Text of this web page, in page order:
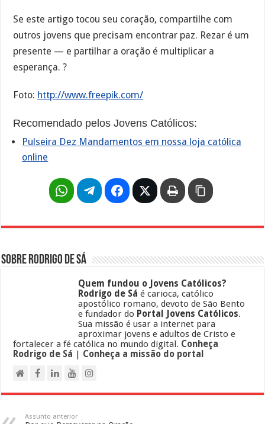
Se este artigo tocou seu coração, compartilhe com
outros jovens que precisam encontrar paz. Rezar é um
presente — e partilhar a oração é multiplicar a
esperança. ?
Foto: http://www.freepik.com/
Recomendado pelos Jovens Católicos:
Pulseira Dez Mandamentos em nossa loja católica
online
Sobre Rodrigo de Sá
Quem fundou o Jovens Católicos?
Rodrigo de Sá é carioca, católico
apostólico romano, devoto de São Bento
e fundador do Portal Jovens Católicos.
Sua missão é usar a internet para
aproximar jovens e adultos de Cristo e
fortalecer a fé católica no mundo digital. Conheça
Rodrigo de Sá | Conheça a missão do portal
Assunto anterior